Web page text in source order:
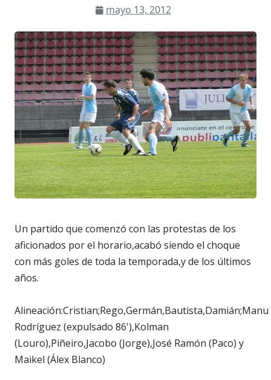
mayo 13, 2012
Un partido que comenzó con las protestas de los
aficionados por el horario,acabó siendo el choque
con más goles de toda la temporada,y de los últimos
años.
Alineación:Cristian;Rego,Germán,Bautista,Damián;Manu
Rodríguez (expulsado 86'),Kolman
(Louro),Piñeiro,Jacobo (Jorge),José Ramón (Paco) y
Maikel (Álex Blanco)